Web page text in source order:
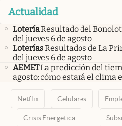
Actualidad
LoteríaResultado del
del jueves 6 de agosto
LoteríasResultados de La
del jueves 6 de agosto
AEMETLa predicción del
agosto: cómo estará el clima
Netflix Celulares
Crisis Energetica